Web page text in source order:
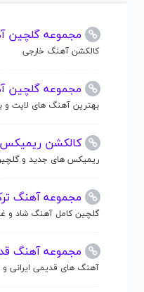
مجموعه گلچین
کالکشن آهنگ خارجی
مجموعه گلچین
بهترین آهنگ های لایت و
کالکشن ریمیکس
ریمیکس های جدید و
مجموعه آهنگ
گلچین کامل آهنگ شاد و
مجموعه آهنگ
آهنگ های قدیمی ایرانی و